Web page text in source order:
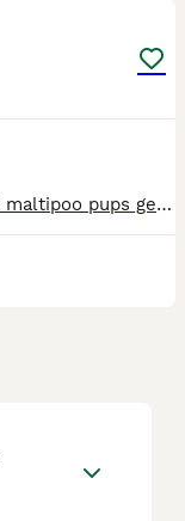
Onze kaya heeft mooie speelse abricot maltipoo pups gekregen 5 reuen en 3 teefjes De pups zijn volgens schema ontwormt - ingeënt - gechipt - europees paspoort onderzocht en goedgekeurd door dierenarts De pups worden goed gesocialiseerd en groeien met kinderen op De pups mogen het nest en de moeder vanaf 3 augustus verlaten Ze zijn dan 8 wk oud Liever appen of bellen Meer info 06 2393 3521